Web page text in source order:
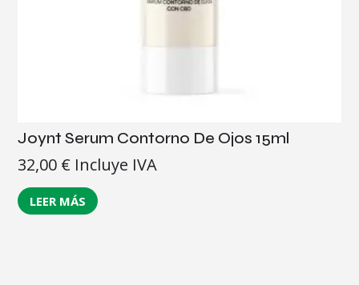
Joynt Serum Contorno De Ojos 15ml
32,00 € Incluye IVA
LEER MÁS